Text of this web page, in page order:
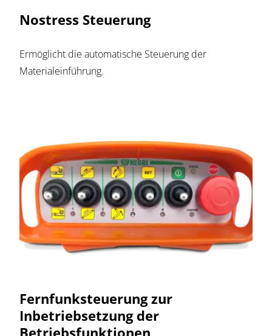
Nostress Steuerung
Ermöglicht die automatische Steuerung der
Materialeinführung.
Fernfunksteuerung zur
Inbetriebsetzung der